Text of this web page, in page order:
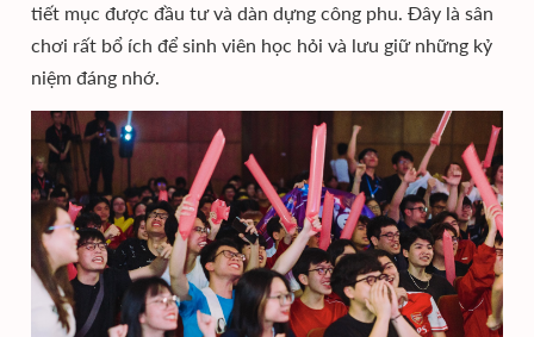
tiết mục được đầu tư và dàn dựng công phu. Đây là sân
chơi rất bổ ích để sinh viên học hỏi và lưu giữ những kỷ
niệm đáng nhớ.